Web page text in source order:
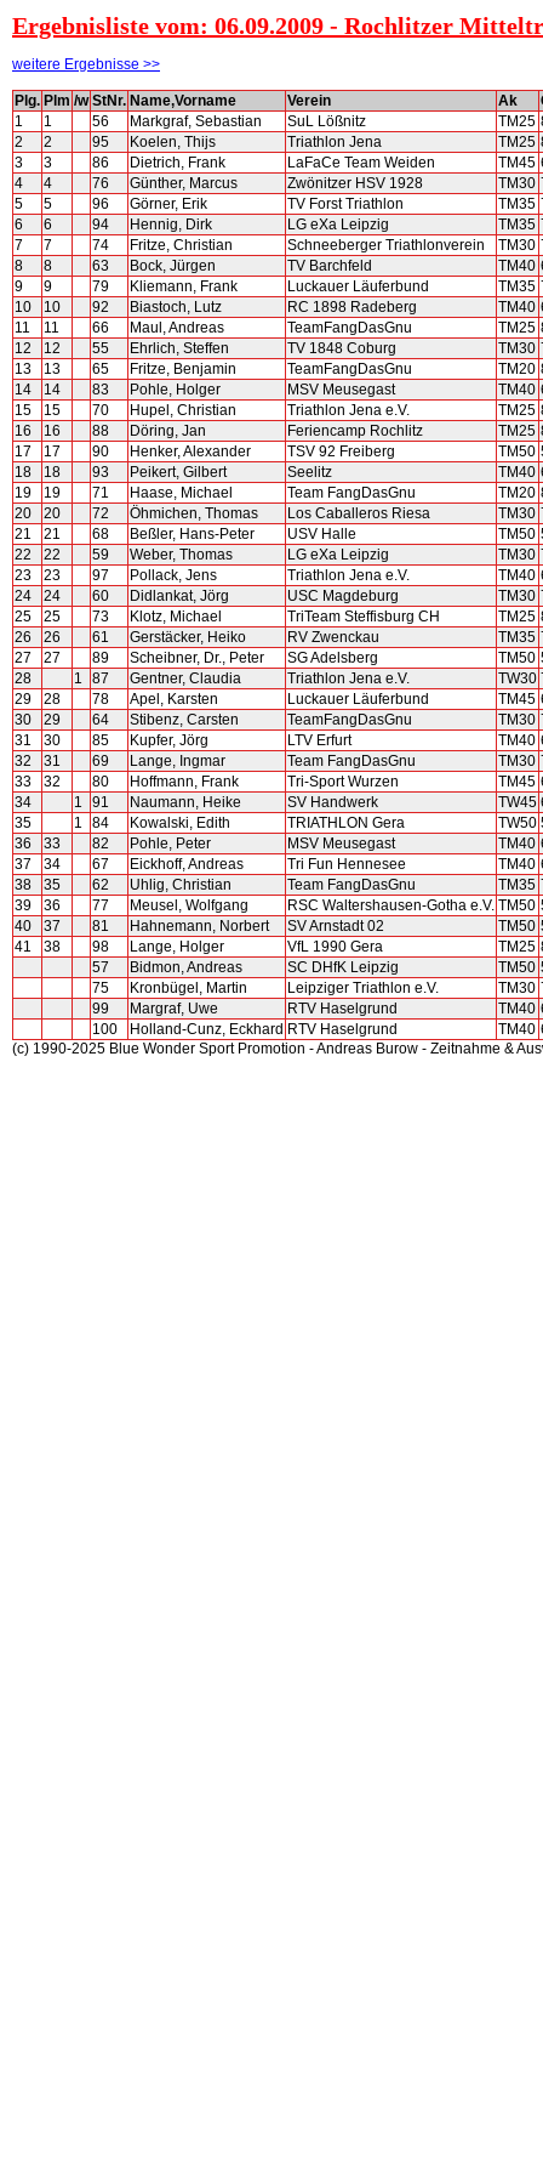
Ergebnisliste vom: 06.09.2009 - Rochlitzer
weitere Ergebnisse >>
Plg. Plm /w StNr. Name,Vorname Verein Ak
1
1 56 Markgraf, Sebastian SuL Lößnitz TM25
2
2 95 Koelen, Thijs Triathlon Jena TM25
3
3 86 Dietrich, Frank LaFaCe Team Weiden TM45
4
4 76 Günther, Marcus Zwönitzer HSV 1928 TM30
5
5 96 Görner, Erik TV Forst Triathlon TM35
6
6 94 Hennig, Dirk LG eXa Leipzig TM35
7
7 74 Fritze, Christian Schneeberger Triathlonverein TM30
8
8 63 Bock, Jürgen TV Barchfeld TM40
9
9 79 Kliemann, Frank Luckauer Läuferbund TM35
10
10 92 Biastoch, Lutz RC 1898 Radeberg TM40
11
11 66 Maul, Andreas TeamFangDasGnu TM25
12
12 55 Ehrlich, Steffen TV 1848 Coburg TM30
13
13 65 Fritze, Benjamin TeamFangDasGnu TM20
14
14 83 Pohle, Holger MSV Meusegast TM40
15
15 70 Hupel, Christian Triathlon Jena e.V. TM25
16
16 88 Döring, Jan Feriencamp Rochlitz TM25
17
17 90 Henker, Alexander TSV 92 Freiberg TM50
18
18 93 Peikert, Gilbert Seelitz TM40
19
19 71 Haase, Michael Team FangDasGnu TM20
20
20 72 Öhmichen, Thomas Los Caballeros Riesa TM30
21
21 68 Beßler, Hans-Peter USV Halle TM50
22
22 59 Weber, Thomas LG eXa Leipzig TM30
23
23 97 Pollack, Jens Triathlon Jena e.V. TM40
24
24 60 Didlankat, Jörg USC Magdeburg TM30
25
25 73 Klotz, Michael TriTeam Steffisburg CH TM25
26
26 61 Gerstäcker, Heiko RV Zwenckau TM35
27
27 89 Scheibner, Dr., Peter SG Adelsberg TM50
28
1 87 Gentner, Claudia Triathlon Jena e.V. TW30
29
28 78 Apel, Karsten Luckauer Läuferbund TM45
30
29 64 Stibenz, Carsten TeamFangDasGnu TM30
31
30 85 Kupfer, Jörg LTV Erfurt TM40
32
31 69 Lange, Ingmar Team FangDasGnu TM30
33
32 80 Hoffmann, Frank Tri-Sport Wurzen TM45
34
1 91 Naumann, Heike SV Handwerk TW45
35
1 84 Kowalski, Edith TRIATHLON Gera TW50
36
33 82 Pohle, Peter MSV Meusegast TM40
37
34 67 Eickhoff, Andreas Tri Fun Hennesee TM40
38
35 62 Uhlig, Christian Team FangDasGnu TM35
39
36 77 Meusel, Wolfgang RSC Waltershausen-Gotha e.V. TM50
40
37 81 Hahnemann, Norbert SV Arnstadt 02 TM50
41
38 98 Lange, Holger VfL 1990 Gera TM25
57
Bidmon, Andreas SC DHfK Leipzig TM50
75
Kronbügel, Martin Leipziger Triathlon e.V. TM30
99
Margraf, Uwe RTV Haselgrund TM40
100
Holland-Cunz, Eckhard RTV Haselgrund TM40
(c) 1990-2025 Blue Wonder Sport Promotion - Andreas Burow - Zeitnahme &